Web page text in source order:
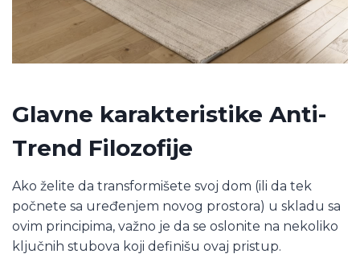
Glavne karakteristike Anti-
Trend Filozofije
Ako želite da transformišete svoj dom (ili da tek
počnete sa uređenjem novog prostora) u skladu sa
ovim principima, važno je da se oslonite na nekoliko
ključnih stubova koji definišu ovaj pristup.